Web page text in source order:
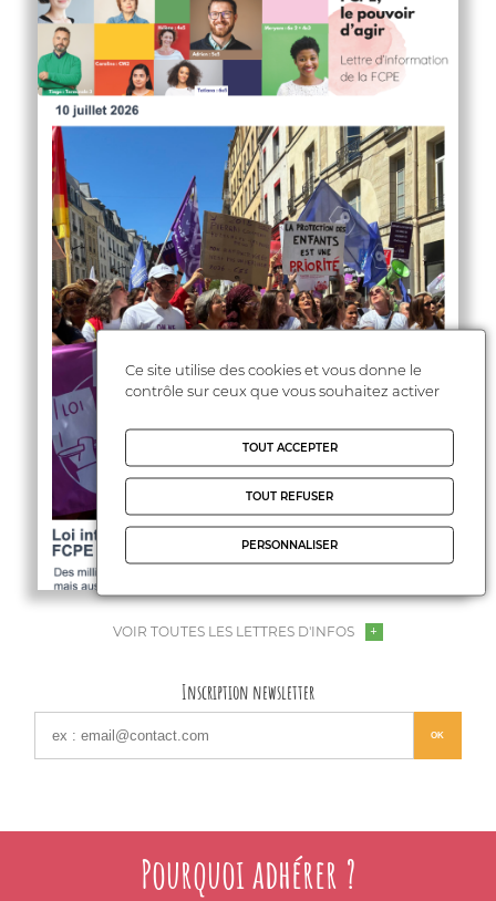
VOIR TOUTES LES LETTRES D'INFOS
Inscription newsletter
Pourquoi adhérer ?
Ce site utilise des cookies et vous donne le
contrôle sur ceux que vous souhaitez activer
TOUT ACCEPTER
TOUT REFUSER
PERSONNALISER